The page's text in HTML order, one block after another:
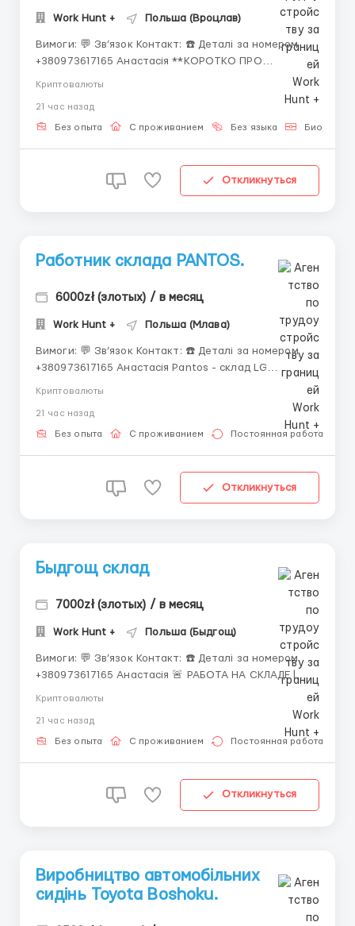
Work Hunt + Польша (Вроцлав)
Вимоги: 💬 Зв’язок Контакт: ☎️ Деталі за номером
+380973617165 Анастасія **КОРОТКО ПРО
ОСНОВНЕ** 💵 Заробітна плата 27.47 -33.40 зл/год
нетто; 💰 5500-7500 зл/міс нетто; 📈 Робота по 8
год/день; 📍 м. Вроцлав. 🗂 **ВИМОГИ** ◈ жінки,
чоловіки, пари; 💳 **ЗАРОБІТНА ПЛАТА** ◈ ...
Криптовалюты
21 час назад
Без опыта С проживанием Без языка
Откликнуться
Работник склада PANTOS.
6000zł (злотых) / в месяц
Work Hunt + Польша (Млава)
Вимоги: 💬 Зв’язок Контакт: ☎️ Деталі за номером
+380973617165 Анастасія Pantos - склад LG
лет ◾ тариф 31,40 PLN брутто = 31,40 PLN нетто.иЛИ
для тех, у кого есть сертифик...
Криптовалюты
21 час назад
Без опыта С проживанием Постоянная работа
Откликнуться
Быдгощ склад
7000zł (злотых) / в месяц
Work Hunt + Польша (Быдгощ)
Вимоги: 💬 Зв’язок Контакт: ☎️ Деталі за номером
+380973617165 Анастасія 🚨 РАБОТА НА СКЛАДЕ |
мужчины 🎂 Возраст: 18–50 лет 🏠 Только
кандидаты со своим жильём ...
Криптовалюты
21 час назад
Без опыта С проживанием Постоянная работа
Откликнуться
Виробництво автомобільних
сидінь Toyota Boshoku.